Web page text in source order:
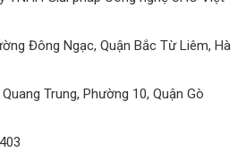
Đông Ngạc, Quận Bắc Từ Liêm, Hà
Trung, Phường 10, Quận Gò